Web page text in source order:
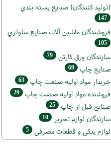
(تولید كنندگان) صنايع بسته بندي
147
فروشندگان ماشين آلات صنايع سلولزي
105
سازندگان ورق كارتن 79
صنايع چاپ 69
خريدار مواد اوليه صنعت چاپ 63
فروشنده مواد اوليه صنعت چاپ 29
صنايع قبل از چاپ 25
سازندگان لوازم تحریر 10
لوازم یدکی و قطعات مصرفی 5